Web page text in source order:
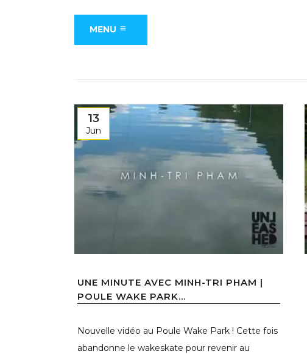
MENU
13
Jun
UNE MINUTE AVEC MINH-TRI PHAM |
POULE WAKE PARK...
Nouvelle vidéo au Poule Wake Park ! Cette fois
abandonne le wakeskate pour revenir au